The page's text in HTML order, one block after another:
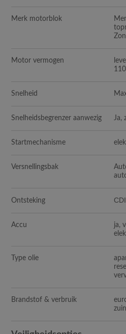
Merk motorblok
Motor vermogen
Snelheid
Snelheidsbegrenzer aanwezig Ja,
Startmechanisme
Versnellingsbak
Ontsteking
Accu
ja,
Type olie
Brandstof & verbruik